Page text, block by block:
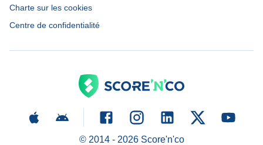
Charte sur les cookies
Centre de confidentialité
© 2014 - 2026Score'n'co